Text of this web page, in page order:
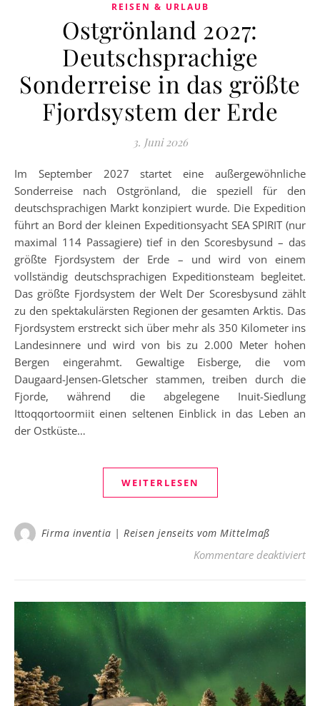
REISEN & URLAUB
Ostgrönland 2027:
Deutschsprachige
Sonderreise in das größte
Fjordsystem der Erde
3. Juni 2026
Im September 2027 startet eine außergewöhnliche
Sonderreise nach Ostgrönland, die speziell für den
deutschsprachigen Markt konzipiert wurde. Die Expedition
führt an Bord der kleinen Expeditionsyacht SEA SPIRIT (nur
maximal 114 Passagiere) tief in den Scoresbysund – das
größte Fjordsystem der Erde – und wird von einem
vollständig deutschsprachigen Expeditionsteam begleitet.
Das größte Fjordsystem der Welt Der Scoresbysund zählt
zu den spektakulärsten Regionen der gesamten Arktis. Das
Fjordsystem erstreckt sich über mehr als 350 Kilometer ins
Landesinnere und wird von bis zu 2.000 Meter hohen
Bergen eingerahmt. Gewaltige Eisberge, die vom
Daugaard-Jensen-Gletscher stammen, treiben durch die
Fjorde, während die abgelegene Inuit-Siedlung
Ittoqqortoormiit einen seltenen Einblick in das Leben an
der Ostküste…
WEITERLESEN
Firma inventia | Reisen jenseits vom Mittelmaß
Kommentare deaktiviertfür